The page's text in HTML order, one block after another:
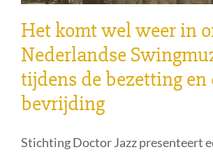
Het komt wel weer in
Nederlandse
tijdens de bezetting en
bevrijding
Stichting Doctor Jazz presenteert